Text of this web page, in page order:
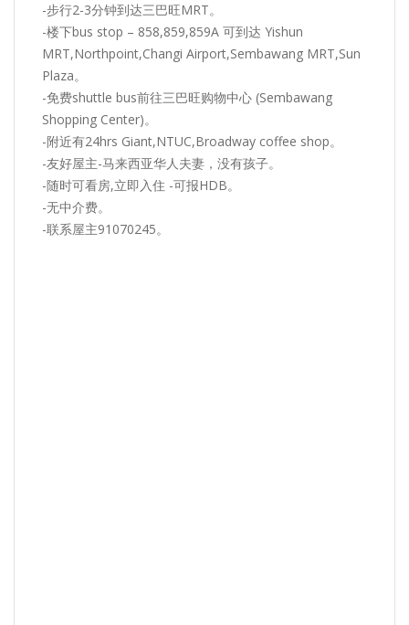
-步行2-3分钟到达三巴旺MRT。
-楼下bus stop – 858,859,859A 可到达 Yishun
MRT,Northpoint,Changi Airport,Sembawang MRT,Sun
Plaza。
-免费shuttle bus前往三巴旺购物中心 (Sembawang
Shopping Center)。
-附近有24hrs Giant,NTUC,Broadway coffee shop。
-友好屋主-马来西亚华人夫妻，没有孩子。
-随时可看房,立即入住 -可报HDB。
-无中介费。
-联系屋主91070245。